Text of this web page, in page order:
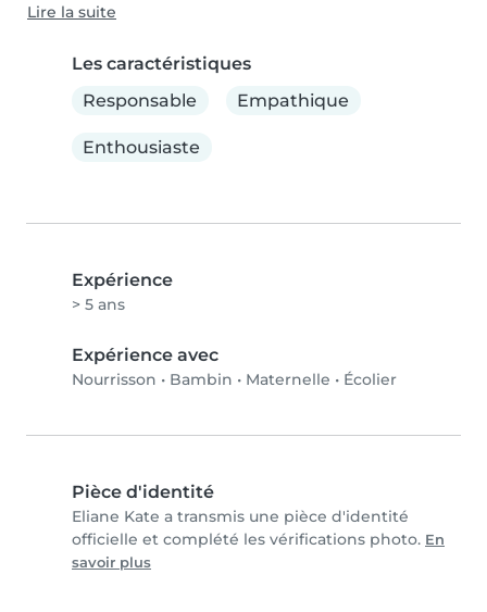
Lire la suite
Les caractéristiques
Responsable
Empathique
Enthousiaste
Expérience
> 5 ans
Expérience avec
Nourrisson • Bambin • Maternelle • Écolier
Pièce d'identité
Eliane Kate a transmis une pièce d'identité
officielle et complété les vérifications photo. En
savoir plus